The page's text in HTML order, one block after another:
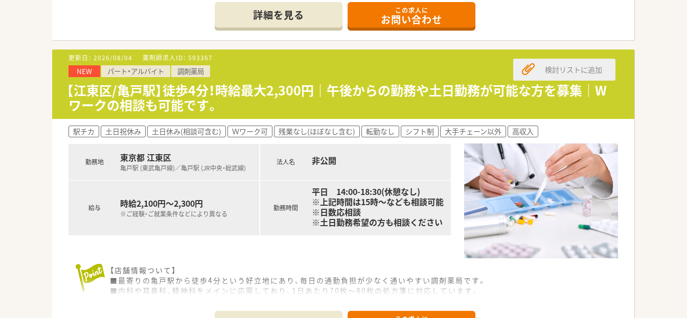
■最寄りの亀戸駅から徒歩4分という好立地にあり、毎日の通勤負担が少なく通いやすい調剤薬局です。
■内科や耳鼻科、精神科をメインに応需しており、1日あたり70枚～80枚の処方箋に対応しています。
【法人特徴について】
■東京都と神奈川県において計2店舗の調剤薬局を展開しており、地域に密着した医療サービスを提供しています。
■自分のゴールを見据えて仕事を通じて人間的な成長を続けることを経営理念に掲げている成長企業です。
■代表自身が薬剤師として現場に立って管理業務を行っているため、現場の意見が通りやすい風通しの良い会社です。
【求人について】
■日曜日に勤務していただける場合は時給2,400円となるため、効率よく高収入を得たい方におすすめです。
■土曜日は、9時00分～18時30分、日曜日は9時00分～13時00分（隔週）のご勤務となります。
■土日勤務ができる方であれば、平日フルタイム勤務についてもご相談可能です。
詳細を見る この求人に
お問い合わせ
更新日： 2026/08/04 薬剤師求人ID： 593367
NEW パート・アルバイト 調剤薬局
【江東区/亀戸駅】徒歩4分！時給最大2,300円｜午後からの勤務や土日勤務が可能な方を募集｜W
ワークの相談も可能です。
検討リストに追加
駅チカ 土日祝休み 土日休み(相談可含む) Ｗワーク可 残業なし(ほぼなし含む) 転勤なし シフト制 大手チェーン以外 高収入
勤務地 東京都 江東区
亀戸駅 (東武亀戸線)／亀戸駅 (JR中央・総武線)
給与 時給2,100円～2,300円
※ご経験・ご就業条件などにより異なる
法人名 非公開
勤務時間
平日 14:00-18:30(休憩なし)
※上記時間は15時～なども相談可能
※日数応相談
※土日勤務希望の方も相談ください
【店舗情報ついて】
■最寄りの亀戸駅から徒歩4分という好立地にあり、毎日の通勤負担が少なく通いやすい調剤薬局です。
■内科や耳鼻科、精神科をメインに応需しており、1日あたり70枚～80枚の処方箋に対応しています。